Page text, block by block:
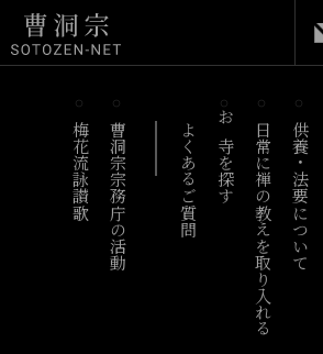
梅花流詠讃歌 曹洞宗宗務庁の活動 よくあるご質問 お寺を探す 日常に禅の教えを取り入れる供養・法要について